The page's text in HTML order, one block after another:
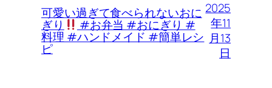
可愛い過ぎて食べられないおに
ぎり #お弁当 #おにぎり #
料理 #ハンドメイド #簡単レシ
ピ
2025
年11
月13
日